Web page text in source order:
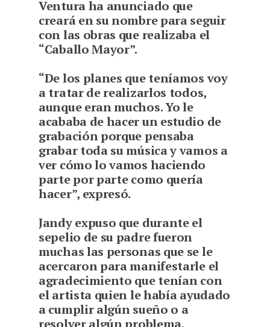
Ventura ha anunciado que
creará en su nombre para seguir
con las obras que realizaba el
“Caballo Mayor”.
“De los planes que teníamos voy
a tratar de realizarlos todos,
aunque eran muchos. Yo le
acababa de hacer un estudio de
grabación porque pensaba
grabar toda su música y vamos a
ver cómo lo vamos haciendo
parte por parte como quería
hacer”, expresó.
Jandy expuso que durante el
sepelio de su padre fueron
muchas las personas que se le
acercaron para manifestarle el
agradecimiento que tenían con
el artista quien le había ayudado
a cumplir algún sueño o a
resolver algún problema.